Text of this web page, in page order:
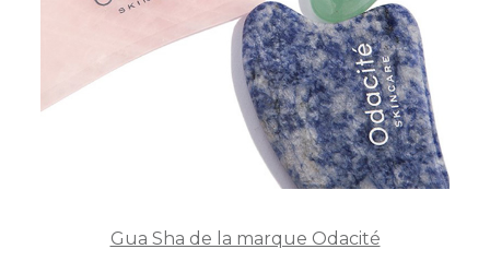
Gua Sha de la marque Odacité